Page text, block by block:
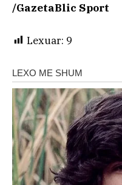
/GazetaBlic Sport
Lexuar: 9